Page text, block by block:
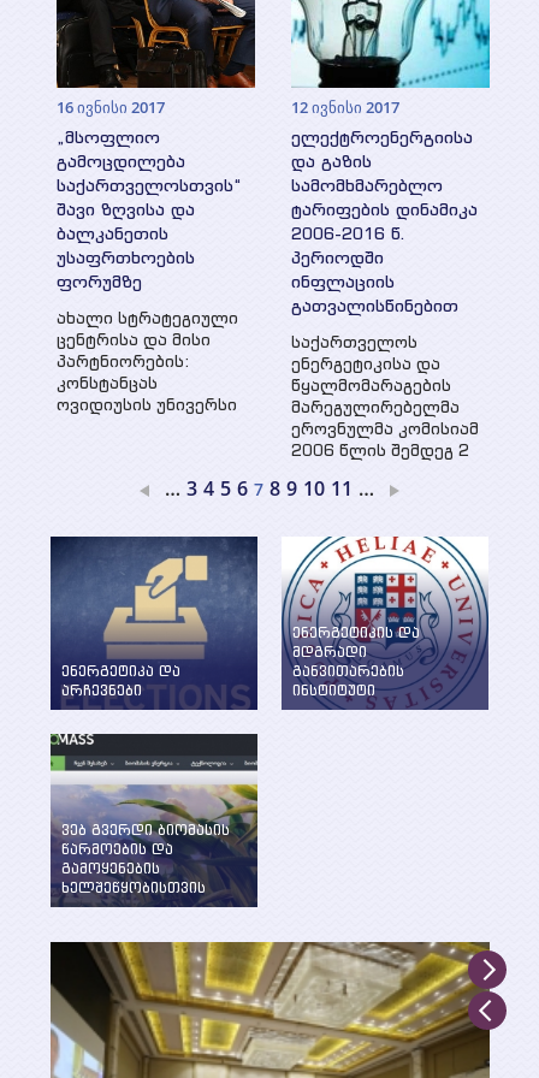
16 ივნისი 2017
„მსოფლიო
გამოცდილება
საქართველოსთვის“
შავი ზღვისა და
ბალკანეთის
უსაფრთხოების
ფორუმზე
ახალი სტრატეგიული
ცენტრისა და მისი
პარტნიორების:
კონსტანცას
ოვიდიუსის უნივერსი
12 ივნისი 2017
ელექტროენერგიისა
და გაზის
სამომხმარებლო
ტარიფების დინამიკა
2006-2016 წ.
პერიოდში
ინფლაციის
გათვალისწინებით
საქართველოს
ენერგეტიკისა და
წყალმომარაგების
მარეგულირებელმა
ეროვნულმა კომისიამ
2006 წლის შემდეგ 2
… 3 4 5 6 7 8 9 10 11 …
ენერგეტიკა და
არჩევნები
ენერგეტიკის
საკითხების განხილვა
პერიოდში
ენერგეტიკის და
მდგრადი
განვითარების
ინსტიტუტი
WEG-მა დააფუძნა
ვებ გვერდი ბიომასის
წარმოების და
გამოყენების
ხელშეწყობისთვის
შექმნილია WEG-ის
საქართველოს
გარემოსა და
ბუნებრივი
რესურსების დაცვის
სამინისტროს
მხარდაჭერით